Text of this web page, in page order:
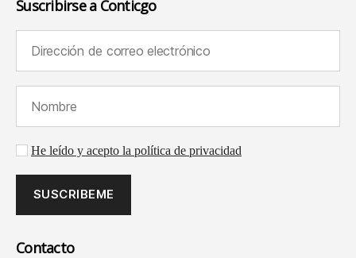
Suscribirse a Conticgo
Aceptación de la política de privacidad
He leído y acepto la política de privacidad
Contacto